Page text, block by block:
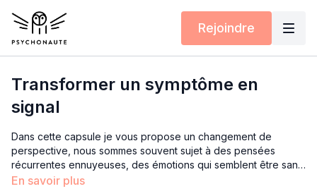
Rejoindre
Transformer un symptôme en
signal
Dans cette capsule je vous propose un changement de
perspective, nous sommes souvent sujet à des pensées
récurrentes ennuyeuses, des émotions qui semblent être sans
cause ou même des comportements dans lesquels on ne se
En savoir plus